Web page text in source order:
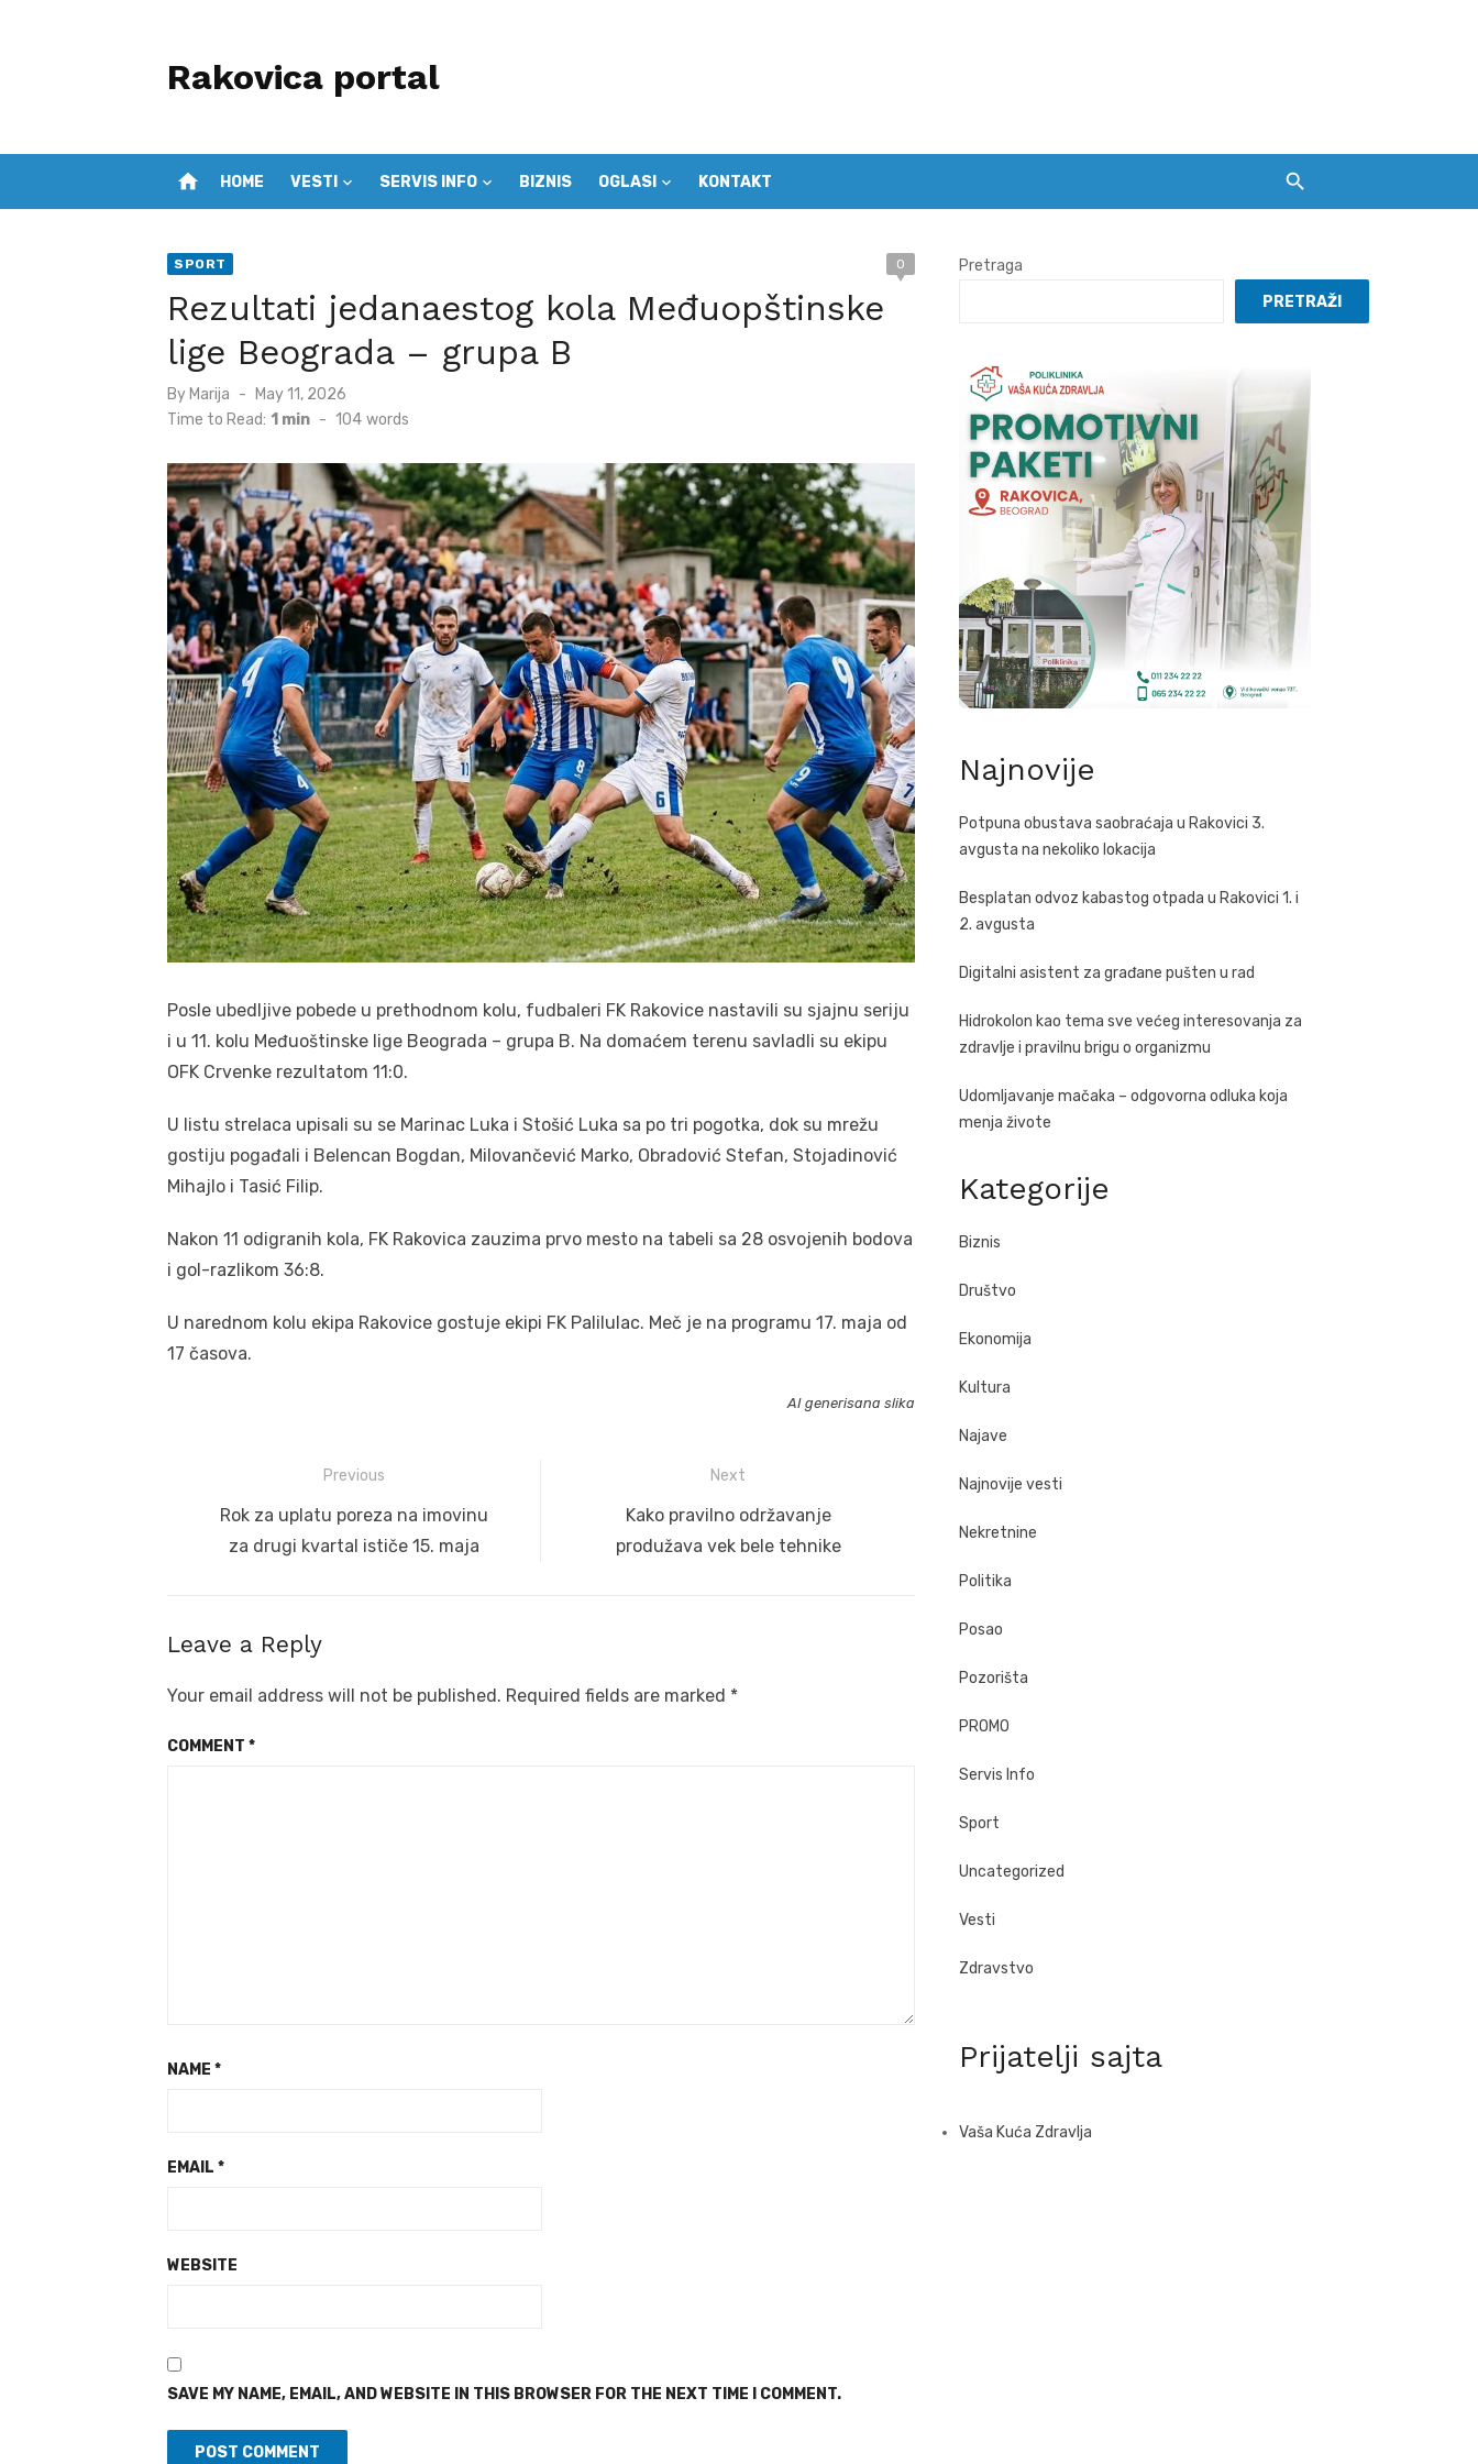
Rakovica portal
home HOME VESTI SERVIS INFO BIZNIS OGLASI KONTAKT
SPORT 0
Rezultati jedanaestog kola Međuopštinske
lige Beograda – grupa B
By Marija
Posted
on
May 11, 2026
Time to Read: 1 min - 104 words
Posle ubedljive pobede u prethodnom kolu, fudbaleri FK Rakovice nastavili su sjajnu seriju
i u 11. kolu Međuoštinske lige Beograda – grupa B. Na domaćem terenu savladli su ekipu
OFK Crvenke rezultatom 11:0.
U listu strelaca upisali su se Marinac Luka i Stošić Luka sa po tri pogotka, dok su mrežu
gostiju pogađali i Belencan Bogdan, Milovančević Marko, Obradović Stefan, Stojadinović
Mihajlo i Tasić Filip.
Nakon 11 odigranih kola, FK Rakovica zauzima prvo mesto na tabeli sa 28 osvojenih bodova
i gol-razlikom 36:8.
U narednom kolu ekipa Rakovice gostuje ekipi FK Palilulac. Meč je na programu 17. maja od
17 časova.
AI generisana slika
navigation
Previous
Previous
post:
Rok za uplatu poreza na imovinu
za drugi kvartal ističe 15. maja
Next
post:
Kako pravilno održavanje
produžava vek bele tehnike
Leave a Reply
Your email address will not be published. Required fields are marked *
COMMENT *
NAME *
EMAIL *
WEBSITE
SAVE MY NAME, EMAIL, AND WEBSITE IN THIS BROWSER FOR THE NEXT TIME I COMMENT.
Pretraga
PRETRAŽI
Najnovije
Potpuna obustava saobraćaja u Rakovici 3.
avgusta na nekoliko lokacija
Besplatan odvoz kabastog otpada u Rakovici 1. i
2. avgusta
Digitalni asistent za građane pušten u rad
Hidrokolon kao tema sve većeg interesovanja za
zdravlje i pravilnu brigu o organizmu
Udomljavanje mačaka – odgovorna odluka koja
menja živote
Kategorije
Biznis
Društvo
Ekonomija
Kultura
Najave
Najnovije vesti
Nekretnine
Politika
Posao
Pozorišta
PROMO
Servis Info
Sport
Uncategorized
Vesti
Zdravstvo
Prijatelji sajta
Vaša Kuća Zdravlja